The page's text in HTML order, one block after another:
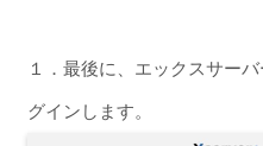
１．最後に、エックスサー
グインします。